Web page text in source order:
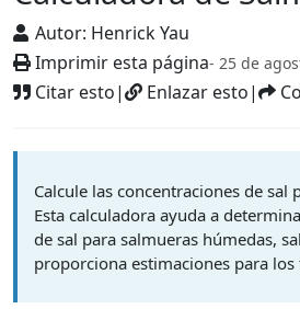
Autor: Henrick Yau
Imprimir esta página- 25 de
Citar esto| Enlazar esto|
Calcule las concentraciones de sal
Esta calculadora ayuda a
de sal para salmueras húmedas,
proporciona estimaciones para los